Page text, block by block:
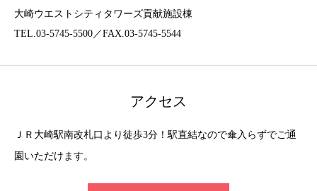
大崎ウエストシティタワーズ貢献施設棟
TEL.03-5745-5500／FAX.03-5745-5544
アクセス
ＪＲ大崎駅南改札口より徒歩3分！駅直結なので傘入らずでご通
園いただけます。